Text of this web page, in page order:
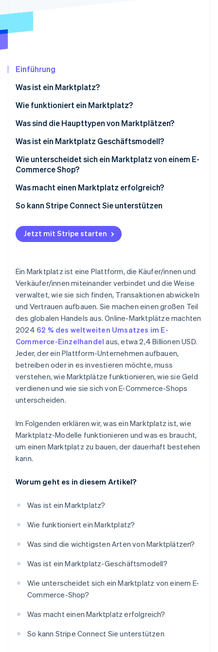
Identity
Online-Identitätsprüfung
Stripe-Sessions 2026
Erfahren Sie, wie Stripe Lösungen für
Einführung
Was ist ein Marktplatz?
Wie funktioniert ein Marktplatz?
Was sind die Haupttypen von Marktplätzen?
Was ist ein Marktplatz Geschäftsmodell?
Wie unterscheidet sich ein Marktplatz von einem E-
Commerce Shop?
Was macht einen Marktplatz erfolgreich?
So kann Stripe Connect Sie unterstützen
Jetzt mit Stripe starten
Ein Marktplatz ist eine Plattform, die Käufer/innen und
Verkäufer/innen miteinander verbindet und die Weise
verwaltet, wie sie sich finden, Transaktionen abwickeln
und Vertrauen aufbauen. Sie machen einen großen Teil
des globalen Handels aus. Online-Marktplätze machten
2024 62 % des weltweiten Umsatzes im E-
Commerce-Einzelhandel aus, etwa 2,4 Billionen USD.
Jeder, der ein Plattform-Unternehmen aufbauen,
betreiben oder in es investieren möchte, muss
verstehen, wie Marktplätze funktionieren, wie sie Geld
verdienen und wie sie sich von E-Commerce-Shops
unterscheiden.
Im Folgenden erklären wir, was ein Marktplatz ist, wie
Marktplatz-Modelle funktionieren und was es braucht,
um einen Marktplatz zu bauen, der dauerhaft bestehen
kann.
Worum geht es in diesem Artikel?
Was ist ein Marktplatz?
Wie funktioniert ein Marktplatz?
Was sind die wichtigsten Arten von Marktplätzen?
Was ist ein Marktplatz-Geschäftsmodell?
Wie unterscheidet sich ein Marktplatz von einem E-
Commerce-Shop?
Was macht einen Marktplatz erfolgreich?
So kann Stripe Connect Sie unterstützen